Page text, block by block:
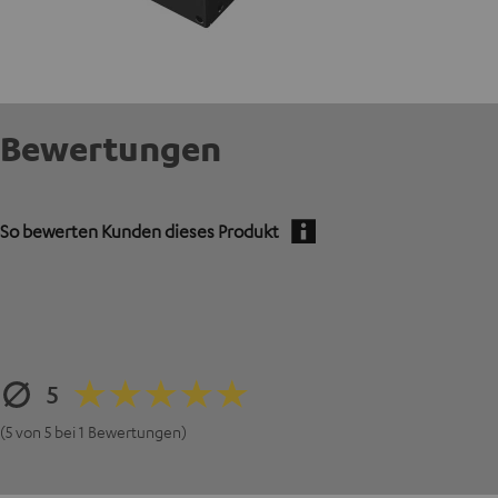
Bewertungen
So bewerten Kunden dieses Produkt
5
(5 von 5 bei 1 Bewertungen)